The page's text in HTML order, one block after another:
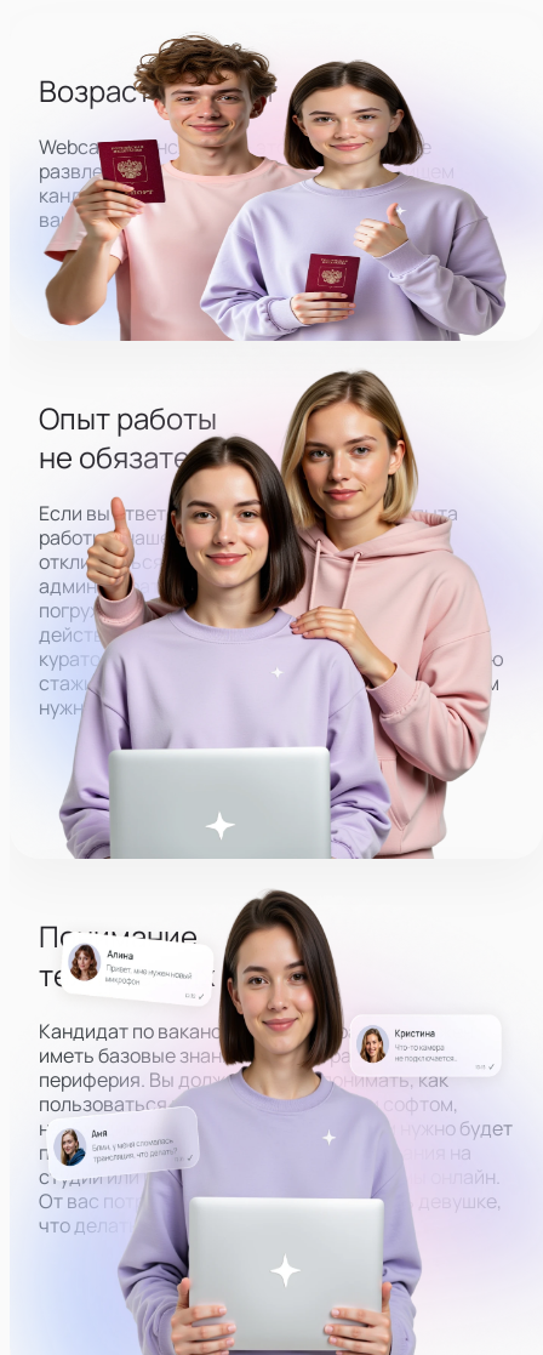
Возраст от 18 лет
Webcam-трансляции — это бизнес в сфере
развлечений для взрослых, поэтому мы ищем
кандидатов на работу строго 18+. Пол для этой
вакансии не имеет значения.
Опыт работы
не обязателен
Если вы ответственный человек, но без опыта
работы в нашей сфере, вы всё равно можете
откликнуться на вакансию. Чтобы у
администраторов со старта получалось плавно
погружаться в работу, мы закрепляем за ними
действующих администраторов. Под их
кураторством вы будете проходить оплачиваемую
стажировку, в результате которой обучитесь всем
нужным навыкам.
Понимание
технических основ
Кандидат по вакансии администратора должен
иметь базовые знания того, как работает ПК и
периферия. Вы должны будете понимать, как
пользоваться всем оборудованием и софтом,
необходимым, чтобы вести эфиры. Вам нужно будет
помогать модели в настройке оборудования на
студии или решать технические проблемы онлайн.
От вас потребуется знать, как объяснить девушке,
что делать, по фото или скриншоту.
Настроить камеру
Разобраться в ПК